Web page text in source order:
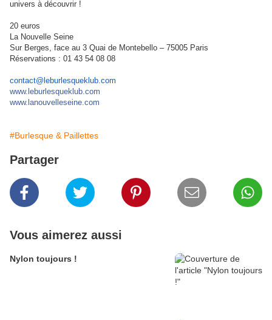
univers à découvrir !
20 euros
La Nouvelle Seine
Sur Berges, face au 3 Quai de Montebello – 75005 Paris
Réservations : 01 43 54 08 08
contact@leburlesqueklub.com
www.leburlesqueklub.com
www.lanouvelleseine.com
#Burlesque & Paillettes
Partager
Vous aimerez aussi
Nylon toujours !